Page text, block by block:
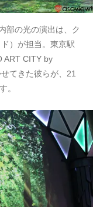
部の光の演出は、ク
）が担当。東京駅
ART CITY by
てきた彼らが、21
。